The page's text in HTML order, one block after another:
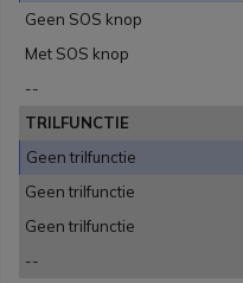
Geen SOS knop
Met SOS knop
--
TRILFUNCTIE
Geen trilfunctie
Geen trilfunctie
Geen trilfunctie
--